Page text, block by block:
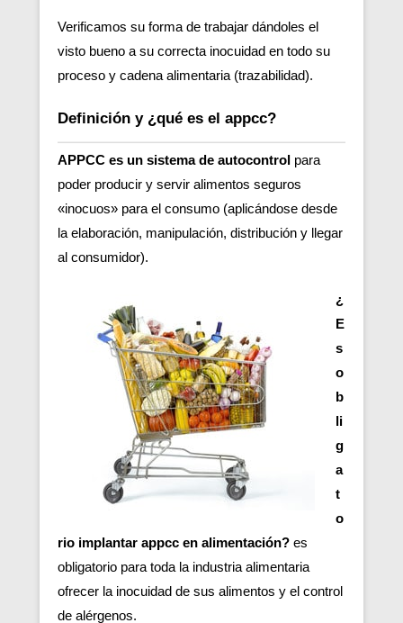
Verificamos su forma de trabajar dándoles el
visto bueno a su correcta inocuidad en todo su
proceso y cadena alimentaria (trazabilidad).
Definición y ¿qué es el appcc?
APPCC es un sistema de autocontrol para
poder producir y servir alimentos seguros
«inocuos» para el consumo (aplicándose desde
la elaboración, manipulación, distribución y llegar
al consumidor).
¿
E
s
o
b
li
g
a
t
o
rio implantar appcc en alimentación? es
obligatorio para toda la industria alimentaria
ofrecer la inocuidad de sus alimentos y el control
de alérgenos.